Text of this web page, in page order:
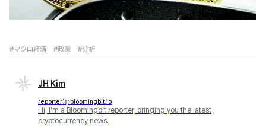
#マクロ経済 #政策 #分析
JH Kim
reporter1@bloomingbit.io
Hi, I'm a Bloomingbit reporter, bringing you the latest
cryptocurrency news.